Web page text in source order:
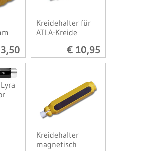
Kreidehalter für
ATLA-Kreide
€ 10,95
Kreidehalter
magnetisch